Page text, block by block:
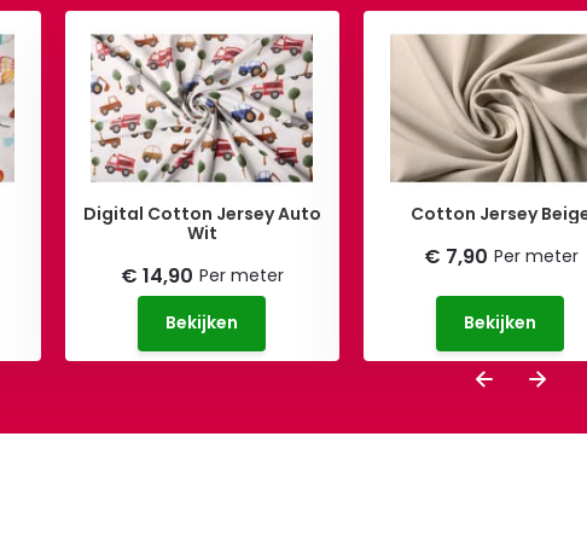
Digital Cotton Jersey Auto
Wit
€ 14,90 Per meter
Bekijken
Cotton Jersey
€ 7,90 Per meter
Bekijken